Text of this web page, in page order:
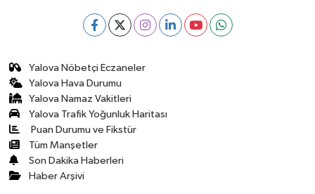
Yalova Nöbetçi Eczaneler
Yalova Hava Durumu
Yalova Namaz Vakitleri
Yalova Trafik Yoğunluk Haritası
Puan Durumu ve Fikstür
Tüm Manşetler
Son Dakika Haberleri
Haber Arşivi